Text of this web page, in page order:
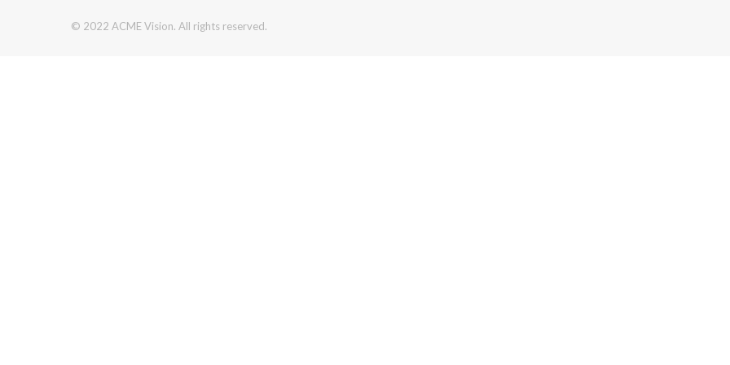
© 2022 ACME Vision. All rights reserved.